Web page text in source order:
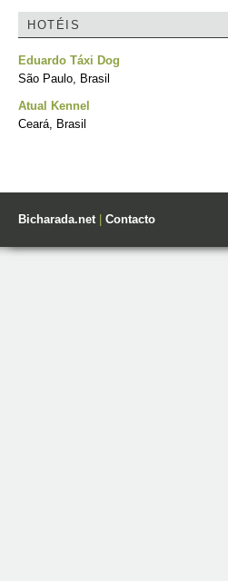
HOTÉIS
Eduardo Táxi Dog
São Paulo, Brasil
Atual Kennel
Ceará, Brasil
Bicharada.net| Contacto